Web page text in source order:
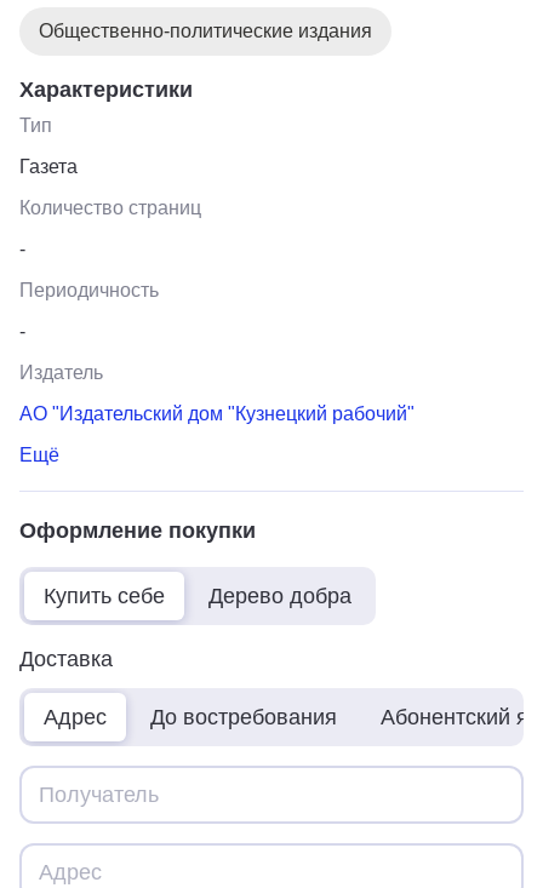
людях, проблемах, которые волнуют население.
Общественно-политические издания
Характеристики
Тип
Газета
Количество страниц
-
Периодичность
-
Издатель
АО "Издательский дом "Кузнецкий рабочий"
Ещё
Оформление покупки
Купить себе Дерево добра
Доставка
Адрес До востребования Абонентский